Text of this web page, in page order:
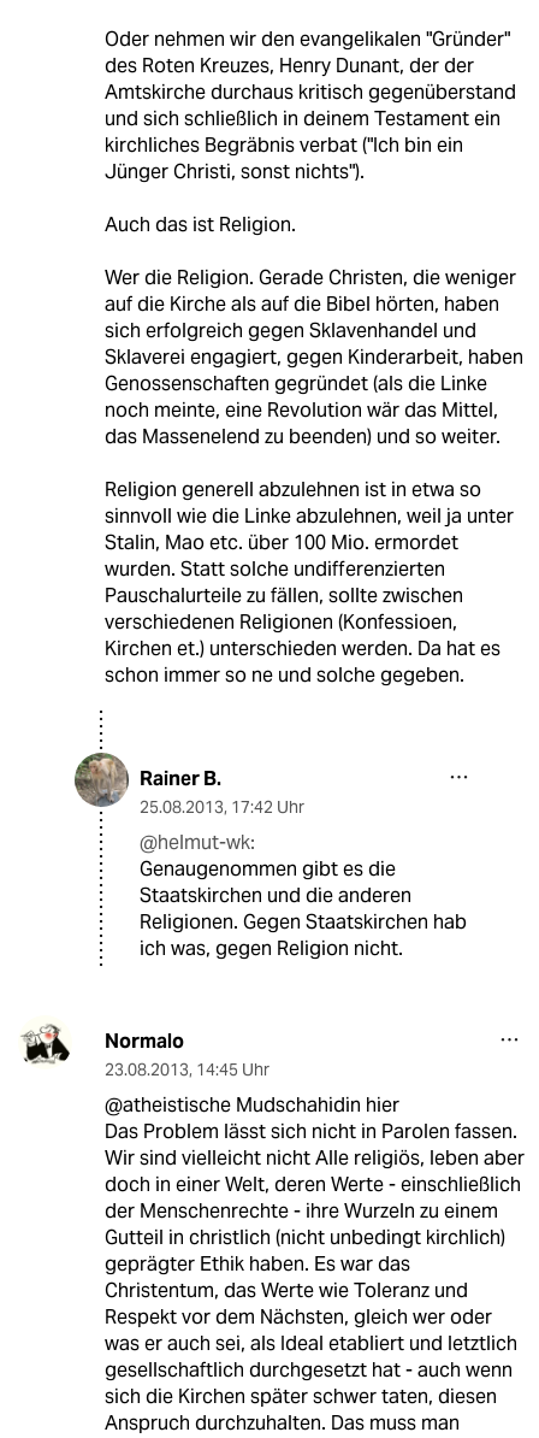
Oder nehmen wir den evangelikalen "Gründer"
des Roten Kreuzes, Henry Dunant, der der
Amtskirche durchaus kritisch gegenüberstand
und sich schließlich in deinem Testament ein
kirchliches Begräbnis verbat ("Ich bin ein
Jünger Christi, sonst nichts").
Auch das ist Religion.
Wer die Religion. Gerade Christen, die weniger
auf die Kirche als auf die Bibel hörten, haben
sich erfolgreich gegen Sklavenhandel und
Sklaverei engagiert, gegen Kinderarbeit, haben
Genossenschaften gegründet (als die Linke
noch meinte, eine Revolution wär das Mittel,
das Massenelend zu beenden) und so weiter.
Religion generell abzulehnen ist in etwa so
sinnvoll wie die Linke abzulehnen, weil ja unter
Stalin, Mao etc. über 100 Mio. ermordet
wurden. Statt solche undifferenzierten
Pauschalurteile zu fällen, sollte zwischen
verschiedenen Religionen (Konfessioen,
Kirchen et.) unterschieden werden. Da hat es
schon immer so ne und solche gegeben.
Rainer B.
25.08.2013, 17:42 Uhr
@helmut-wk:
Genaugenommen gibt es die
Staatskirchen und die anderen
Religionen. Gegen Staatskirchen hab
ich was, gegen Religion nicht.
Normalo
23.08.2013, 14:45 Uhr
@atheistische Mudschahidin hier
Das Problem lässt sich nicht in Parolen fassen.
Wir sind vielleicht nicht Alle religiös, leben aber
doch in einer Welt, deren Werte - einschließlich
der Menschenrechte - ihre Wurzeln zu einem
Gutteil in christlich (nicht unbedingt kirchlich)
geprägter Ethik haben. Es war das
Christentum, das Werte wie Toleranz und
Respekt vor dem Nächsten, gleich wer oder
was er auch sei, als Ideal etabliert und letztlich
gesellschaftlich durchgesetzt hat - auch wenn
sich die Kirchen später schwer taten, diesen
Anspruch durchzuhalten. Das muss man